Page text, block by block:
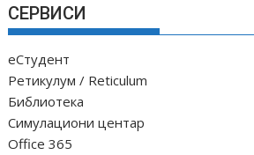
т
а
њ
е
ч
л
СЕРВИСИ
еСтудент
Ретикулум / Reticulum
Библиотека
Симулациони центар
Office 365